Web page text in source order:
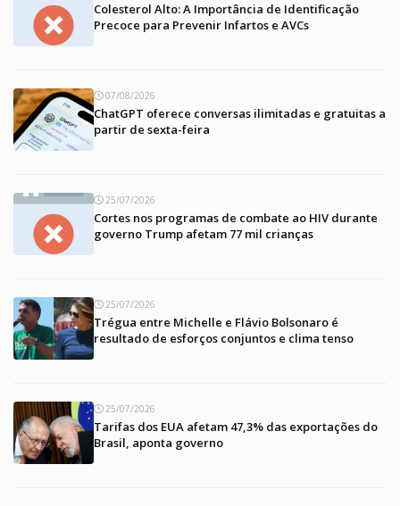
Colesterol Alto: A Importância de Identificação
Precoce para Prevenir Infartos e AVCs
07/08/2026
ChatGPT oferece conversas ilimitadas e gratuitas a
partir de sexta-feira
25/07/2026
Cortes nos programas de combate ao HIV durante
governo Trump afetam 77 mil crianças
25/07/2026
Trégua entre Michelle e Flávio Bolsonaro é
resultado de esforços conjuntos e clima tenso
25/07/2026
Tarifas dos EUA afetam 47,3% das exportações do
Brasil, aponta governo